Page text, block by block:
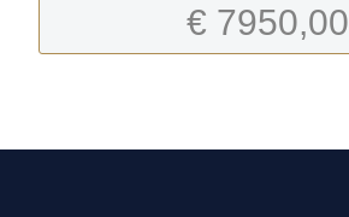
€ 7950,00